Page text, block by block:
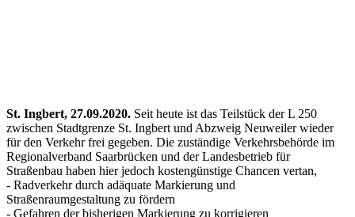
St. Ingbert, 27.09.2020. Seit heute ist das Teilstück der L 250
zwischen Stadtgrenze St. Ingbert und Abzweig Neuweiler wieder
für den Verkehr frei gegeben. Die zuständige Verkehrsbehörde im
Regionalverband Saarbrücken und der Landesbetrieb für
Straßenbau haben hier jedoch kostengünstige Chancen vertan,
- Radverkehr durch adäquate Markierung und
Straßenraumgestaltung zu fördern
- Gefahren der bisherigen Markierung zu korrigieren